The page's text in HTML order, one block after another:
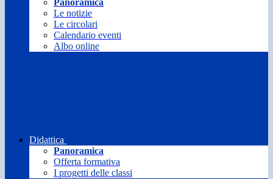
Panoramica
Le notizie
Le circolari
Calendario eventi
Albo online
Didattica
Panoramica
Offerta formativa
I progetti delle classi